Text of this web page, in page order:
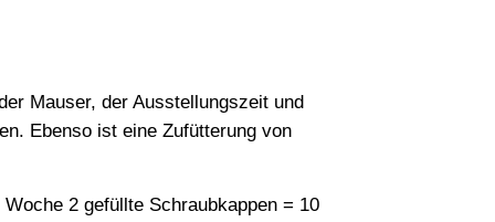
Mauser, der Ausstellungszeit und
Ebenso ist eine Zufütterung von
2 gefüllte Schraubkappen = 10